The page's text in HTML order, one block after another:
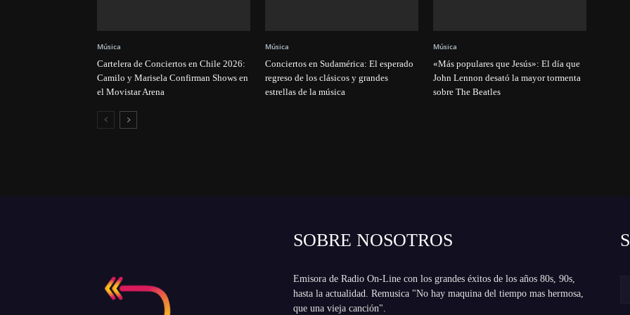
Música
Cartelera de Conciertos en Chile 2026:
Camilo y Marisela Confirman Shows en
el Movistar Arena
Música
Conciertos en Sudamérica: El esperado
regreso de los clásicos y grandes
estrellas de la música
Música
«Más populares que Jesús»: El día que
John Lennon desató la mayor tormenta
sobre The Beatles
SOBRE NOSOTROS
Emisora de Radio On-Line con los grandes éxitos de los años 80s, 90s,
hasta la actualidad. Remusica "No hay maquina del tiempo mas hermosa,
que una vieja canción".